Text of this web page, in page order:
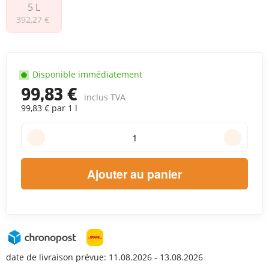
5 L
5 L
392,27 €
99,83 €
inclus TVA
99,83 € par 1 l
Disponible immédiatement
Ajouter au panier
date de livraison prévue: 11.08.2026 - 13.08.2026